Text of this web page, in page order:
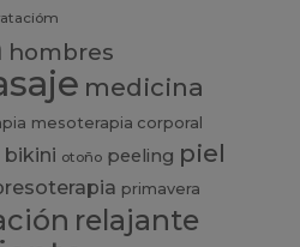
hombres
medicina
mesoterapia corporal
bikini otoño peeling piel
primavera
relajante